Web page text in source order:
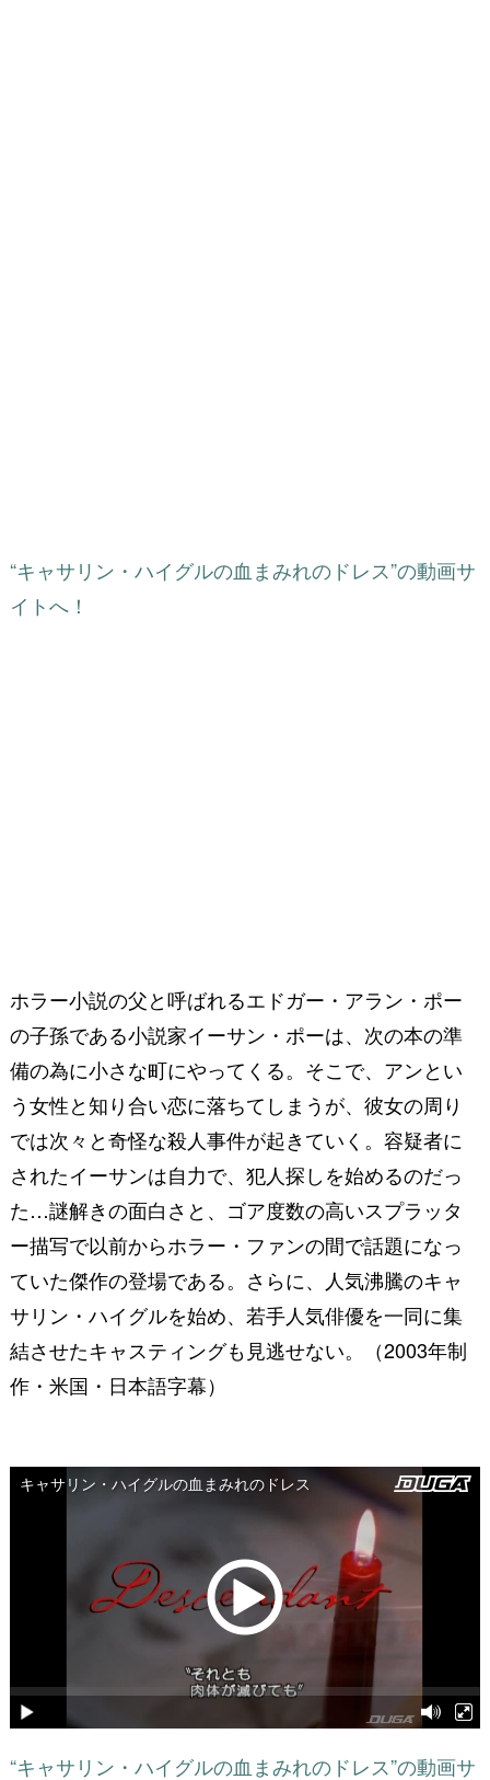
“キャサリン・ハイグルの血まみれのドレス”の動画サ
イトへ！
ホラー小説の父と呼ばれるエドガー・アラン・ポー
の子孫である小説家イーサン・ポーは、次の本の準
備の為に小さな町にやってくる。そこで、アンとい
う女性と知り合い恋に落ちてしまうが、彼女の周り
では次々と奇怪な殺人事件が起きていく。容疑者に
されたイーサンは自力で、犯人探しを始めるのだっ
た…謎解きの面白さと、ゴア度数の高いスプラッタ
ー描写で以前からホラー・ファンの間で話題になっ
ていた傑作の登場である。さらに、人気沸騰のキャ
サリン・ハイグルを始め、若手人気俳優を一同に集
結させたキャスティングも見逃せない。（2003年制
作・米国・日本語字幕）
“キャサリン・ハイグルの血まみれのドレス”の動画サ